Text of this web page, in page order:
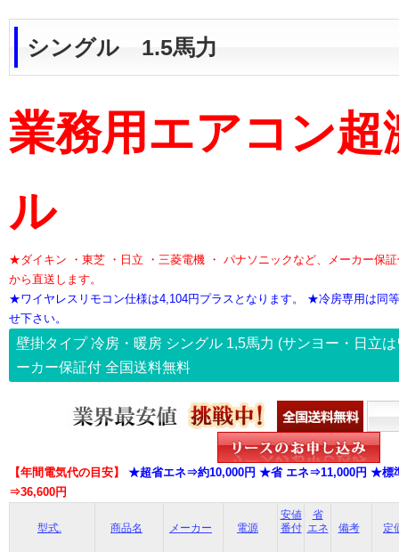
シングル 1.5馬力
業務用エアコン超
ル
★ダイキン ・東芝 ・日立 ・三菱電機 ・ パナソニックなど、メーカー保
から直送します。
★ワイヤレスリモコン仕様は4,104円プラスとなります。 ★冷房専用は同
せ下さい。
壁掛タイプ 冷房・暖房 シングル 1,5馬力 (サンヨー・日立
ーカー保証付 全国送料無料
【年間電気代の目安】 ★超省エネ⇒約10,000円 ★省 エネ⇒11,000円 ★標
⇒36,600円
型式. 商品名 メーカー 電源
安値
番付
省
エネ
備考 定